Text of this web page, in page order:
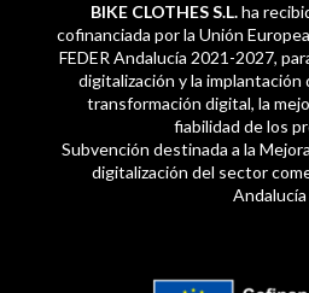
BIKE CLOTHES S.L.ha
cofinanciada por la Unión
FEDER Andalucía 2021-2027,
digitalización y la implantación
transformación digital, la
fiabilidad de los
Subvención destinada a la
digitalización del sector
Andalucía